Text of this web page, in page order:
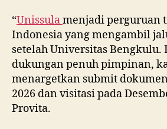
“Unissulamenjadi perguruan
Indonesia yang mengambil
setelah Universitas Bengkulu.
dukungan penuh pimpinan,
menargetkan submit
2026 dan visitasi pada
Provita.